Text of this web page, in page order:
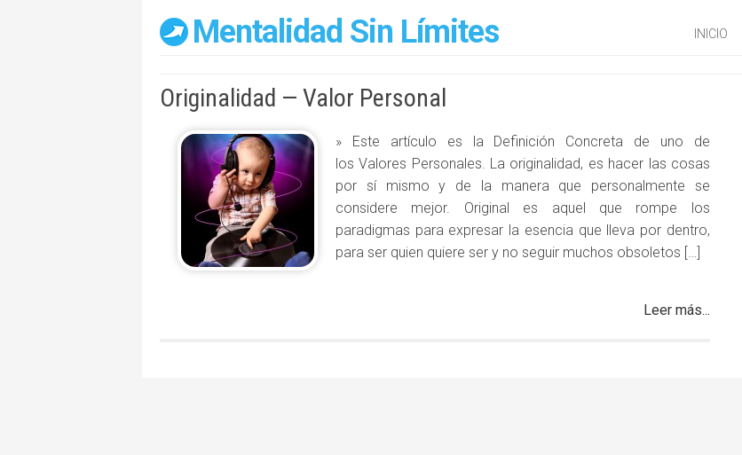
Mentalidad Sin Límites INICIO
Originalidad — Valor Personal
» Este artículo es la Definición Concreta de uno de
los Valores Personales. La originalidad, es hacer las cosas
por sí mismo y de la manera que personalmente se
considere mejor. Original es aquel que rompe los
paradigmas para expresar la esencia que lleva por dentro,
para ser quien quiere ser y no seguir muchos obsoletos […]
Leer más...